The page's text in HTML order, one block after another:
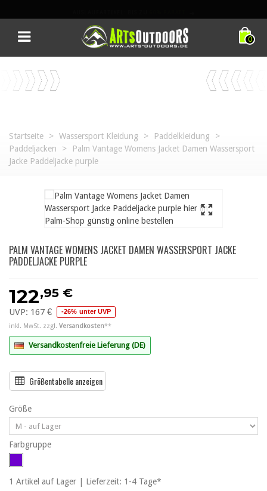
0
Startseite > Wassersport Kleidung > Paddelkleidung
>
Paddeljacken
>
Palm Vantage Womens Jacket Damen Wassersport
Jacke Paddeljacke purple
PALM VANTAGE WOMENS JACKET DAMEN WASSERSPORT JACKE
PADDELJACKE PURPLE
122,95 €
UVP: 167 € -26% unter UVP
inkl. MwSt. zzgl. Versandkosten**
Versandkostenfreie Lieferung (DE)
Größentabelle anzeigen
Größe
Farbgruppe
1 Artikel auf Lager | Lieferzeit: 1-4 Tage*